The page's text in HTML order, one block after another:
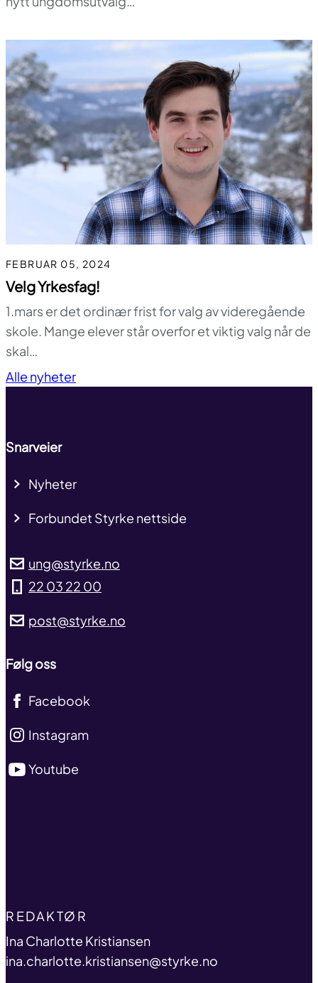
FEBRUAR 05, 2024
Velg Yrkesfag!
1.mars er det ordinær frist for valg av videregående
skole. Mange elever står overfor et viktig valg når de
skal…
Alle nyheter
Snarveier
Nyheter
Forbundet Styrke nettside
ung@styrke.no
22 03 22 00
post@styrke.no
Følg oss
Facebook
Instagram
Youtube
TITLE
REDAKTØR
name
Ina Charlotte Kristiansen
email
ina.charlotte.kristiansen@styrke.no